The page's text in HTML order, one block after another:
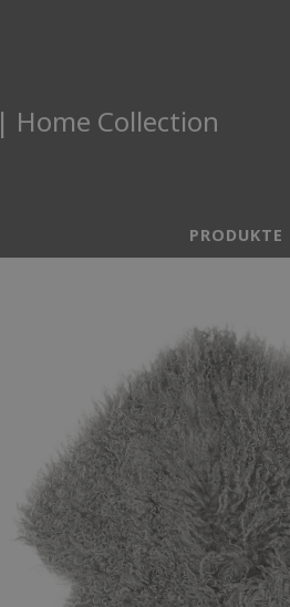
| Home Collection
PRODUKTE